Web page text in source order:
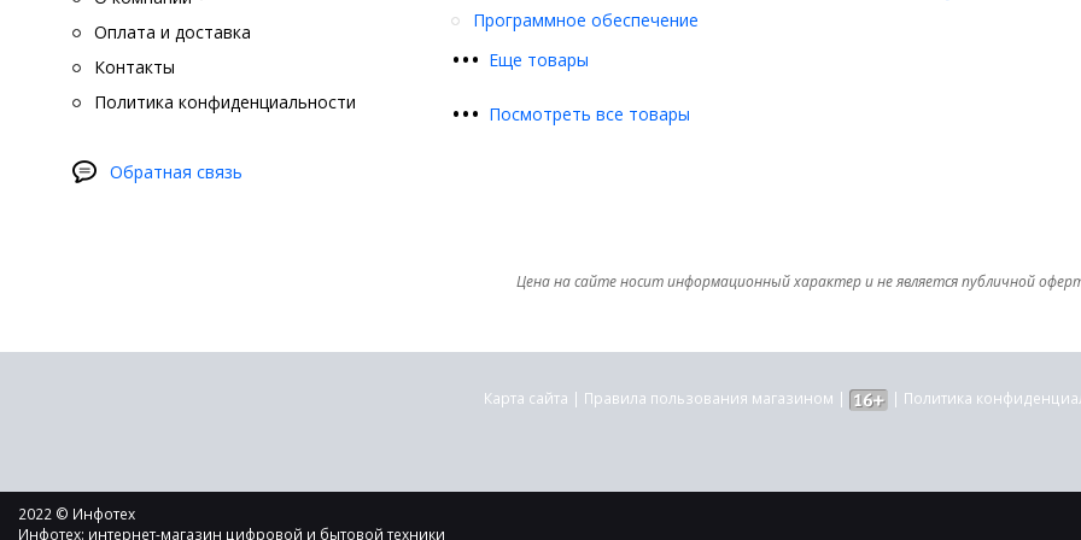
Оплата и доставка
Контакты
Политика конфиденциальности
Обратная связь
••• Еще товары
Программное обеспечение
••• Посмотреть все товары
Цена на сайте носит информационный характер и не является публичной
Карта сайта | Правила пользования магазином | | Политика
2022 © Инфотех
Инфотех: интернет-магазин цифровой и бытовой техники